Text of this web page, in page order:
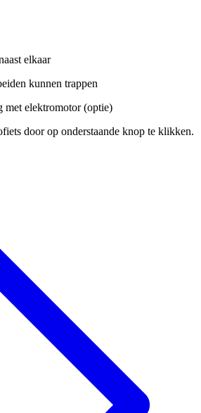
elkaar
kunnen trappen
met elektromotor (optie)
door op onderstaande knop te klikken.